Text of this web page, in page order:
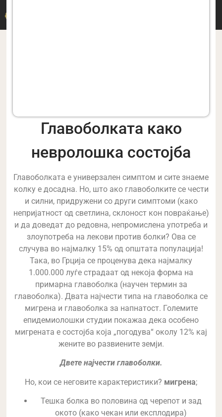
Главоболката како
невролошка состојба
Главоболката е универзален симптом и сите знаеме
колку е досадна. Но, што ако главоболките се чести
и силни, придружени со други симптоми (како
непријатност од светлина, склоност кон повраќање)
и да доведат до редовна, непромислена употреба и
злоупотреба на лекови против болки? Ова се
случува во најмалку 15% од општата популација!
Така, во Грција се проценува дека најмалку
1.000.000 луѓе страдаат од некоја форма на
примарна главоболка (научен термин за
главоболка). Двата најчести типа на главоболка се
мигрена и главоболка за напнатост. Големите
епидемиолошки студии покажаа дека особено
мигрената е состојба која „погодува“ околу 12% кај
жените во развиените земји.
Двете најчести главоболки.
Но, кои се неговите карактеристики? мигрена;
Тешка болка во половина од черепот и зад
окото (како чекан или експлодира)